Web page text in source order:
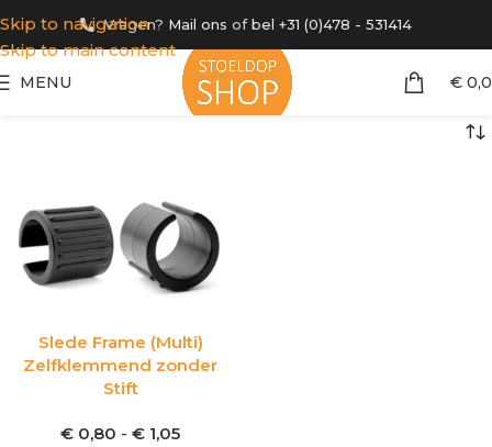
Skip to navigation
Skip to main content
Vragen? Mail ons ofbel +31 (0)478 - 531414
MENU €
Slede Frame (Multi)
Zelfklemmend zonder
Stift
€ 0,80 - € 1,05